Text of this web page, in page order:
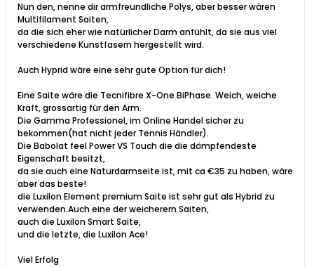
Nun den, nenne dir armfreundliche Polys, aber besser wären
Multifilament Saiten,
da die sich eher wie natürlicher Darm anfühlt, da sie aus viel
verschiedene Kunstfasern hergestellt wird.
Auch Hyprid wäre eine sehr gute Option für dich!
Eine Saite wäre die Tecnifibre X-One BiPhase. Weich, weiche
Kraft, grossartig für den Arm.
Die Gamma Professionel, im Online Handel sicher zu
bekommen(hat nicht jeder Tennis Händler).
Die Babolat feel Power VS Touch die die dämpfendeste
Eigenschaft besitzt,
da sie auch eine Naturdarmseite ist, mit ca €35 zu haben, wäre
aber das beste!
die Luxilon Element premium Saite ist sehr gut als Hybrid zu
verwenden.Auch eine der weicherern Saiten,
auch die Luxilon Smart Saite,
und die letzte, die Luxilon Ace!
Viel Erfolg